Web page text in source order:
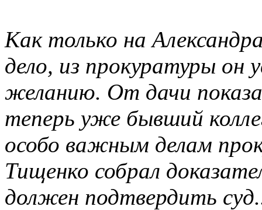
Как только на
дело, из прокуратуры он
желанию. От дачи
теперь уже бывший
особо важным делам
Тищенко собрал
должен подтвердить